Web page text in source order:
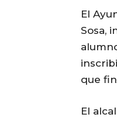
El
Sosa,
que
El